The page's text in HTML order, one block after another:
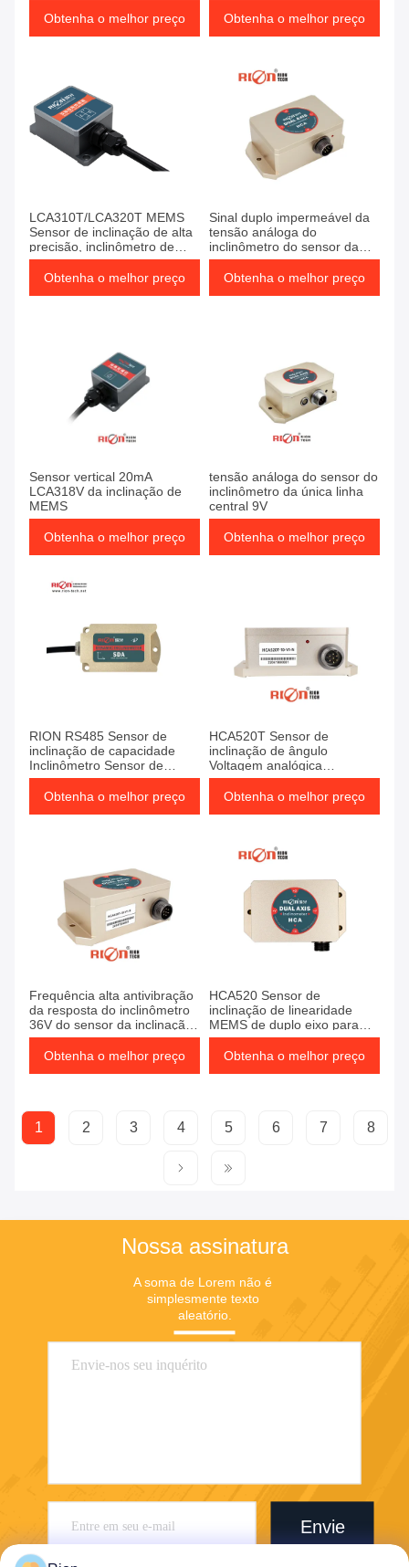
Obtenha o melhor preço
Obtenha o melhor preço
LCA310T/LCA320T MEMS
Sensor de inclinação de alta
precisão, inclinômetro de
eixo único e duplo com saída
analógica de 0-5V para
medição de ângulo industrial
Obtenha o melhor preço
Sinal duplo impermeável da
tensão análoga do
inclinômetro do sensor da
inclinação da linha central
Obtenha o melhor preço
Sensor vertical 20mA
LCA318V da inclinação de
MEMS
Obtenha o melhor preço
tensão análoga do sensor do
inclinômetro da única linha
central 9V
Obtenha o melhor preço
RION RS485 Sensor de
inclinação de capacidade
Inclinômetro Sensor de
ângulo de sol
Obtenha o melhor preço
HCA520T Sensor de
inclinação de ângulo
Voltagem analógica
Inclinômetro de vibração
industrial
Obtenha o melhor preço
Frequência alta antivibração
da resposta do inclinômetro
36V do sensor da inclinação
do elevador do crescimento
Obtenha o melhor preço
HCA520 Sensor de
inclinação de linearidade
MEMS de duplo eixo para
barragem
Obtenha o melhor preço
1 2 3 4 5 6 7 8
Nossa assinatura
A soma de Lorem não é
simplesmente texto
aleatório.
Envie